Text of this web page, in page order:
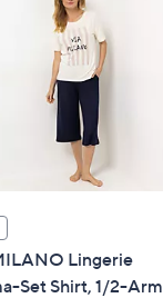
Lingerie
Set Shirt, 1/2-Arm